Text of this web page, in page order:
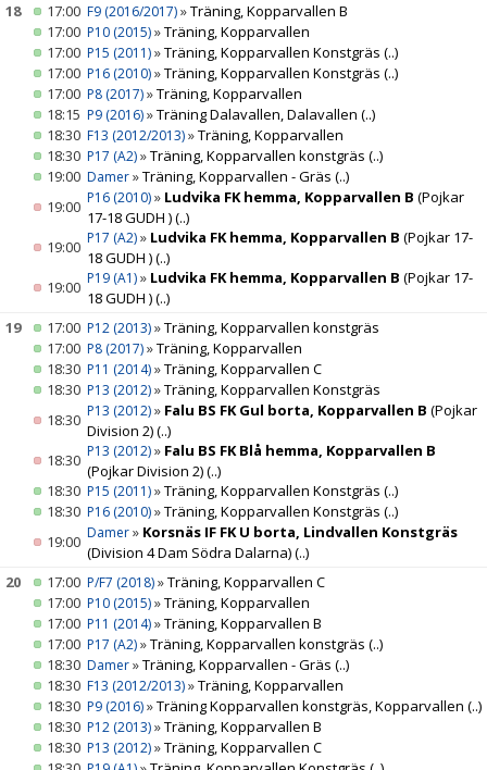
18
17:00 F9 (2016/2017)»Träning, Kopparvallen B
17:00 P10 (2015)»Träning, Kopparvallen
17:00 P15 (2011)»Träning, Kopparvallen Konstgräs (..)
17:00 P16 (2010)»Träning, Kopparvallen Konstgräs (..)
17:00 P8 (2017)»Träning, Kopparvallen
18:15 P9 (2016)»Träning Dalavallen, Dalavallen (..)
18:30 F13 (2012/2013)»Träning, Kopparvallen
18:30 P17 (A2)»Träning, Kopparvallen konstgräs (..)
19:00 Damer»Träning, Kopparvallen - Gräs (..)
19:00 P16 (2010)» Ludvika FK hemma, Kopparvallen B (Pojkar
17-18 GUDH )(..)
19:00 P17 (A2)» Ludvika FK hemma, Kopparvallen B (Pojkar 17-
18 GUDH )(..)
19:00 P19 (A1)» Ludvika FK hemma, Kopparvallen B (Pojkar 17-
18 GUDH )(..)
19
17:00 P12 (2013)»Träning, Kopparvallen konstgräs
17:00 P8 (2017)»Träning, Kopparvallen
18:30 P11 (2014)»Träning, Kopparvallen C
18:30 P13 (2012)»Träning, Kopparvallen Konstgräs
18:30 P13 (2012)» Falu BS FK Gul borta, Kopparvallen B (Pojkar
Division 2)(..)
18:30 P13 (2012)» Falu BS FK Blå hemma, Kopparvallen B
(Pojkar Division 2)(..)
18:30 P15 (2011)»Träning, Kopparvallen Konstgräs (..)
18:30 P16 (2010)»Träning, Kopparvallen Konstgräs (..)
19:00 Damer» Korsnäs IF FK U borta, Lindvallen Konstgräs
(Division 4 Dam Södra Dalarna)(..)
20
17:00 P/F7 (2018)»Träning, Kopparvallen C
17:00 P10 (2015)»Träning, Kopparvallen
17:00 P11 (2014)»Träning, Kopparvallen B
17:00 P17 (A2)»Träning, Kopparvallen konstgräs (..)
18:30 Damer»Träning, Kopparvallen - Gräs (..)
18:30 F13 (2012/2013)»Träning, Kopparvallen
18:30 P9 (2016)»Träning Kopparvallen konstgräs, Kopparvallen (..)
18:30 P12 (2013)»Träning, Kopparvallen B
18:30 P13 (2012)»Träning, Kopparvallen C